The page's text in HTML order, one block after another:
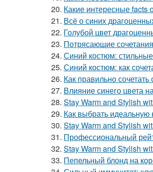
20. Какие интересные facts
21. Всё о синих
22. Голубой цвет
23. Потрясающие
24. Синий костюм:
25. Синий костюм: как
26. Как правильно
27. Влияние синего цвета
28. Stay Warm and Stylish
29. Как выбрать
30. Stay Warm and Stylish
31. Профессиональный
32. Stay Warm and Stylish
33. Пепельный блонд на